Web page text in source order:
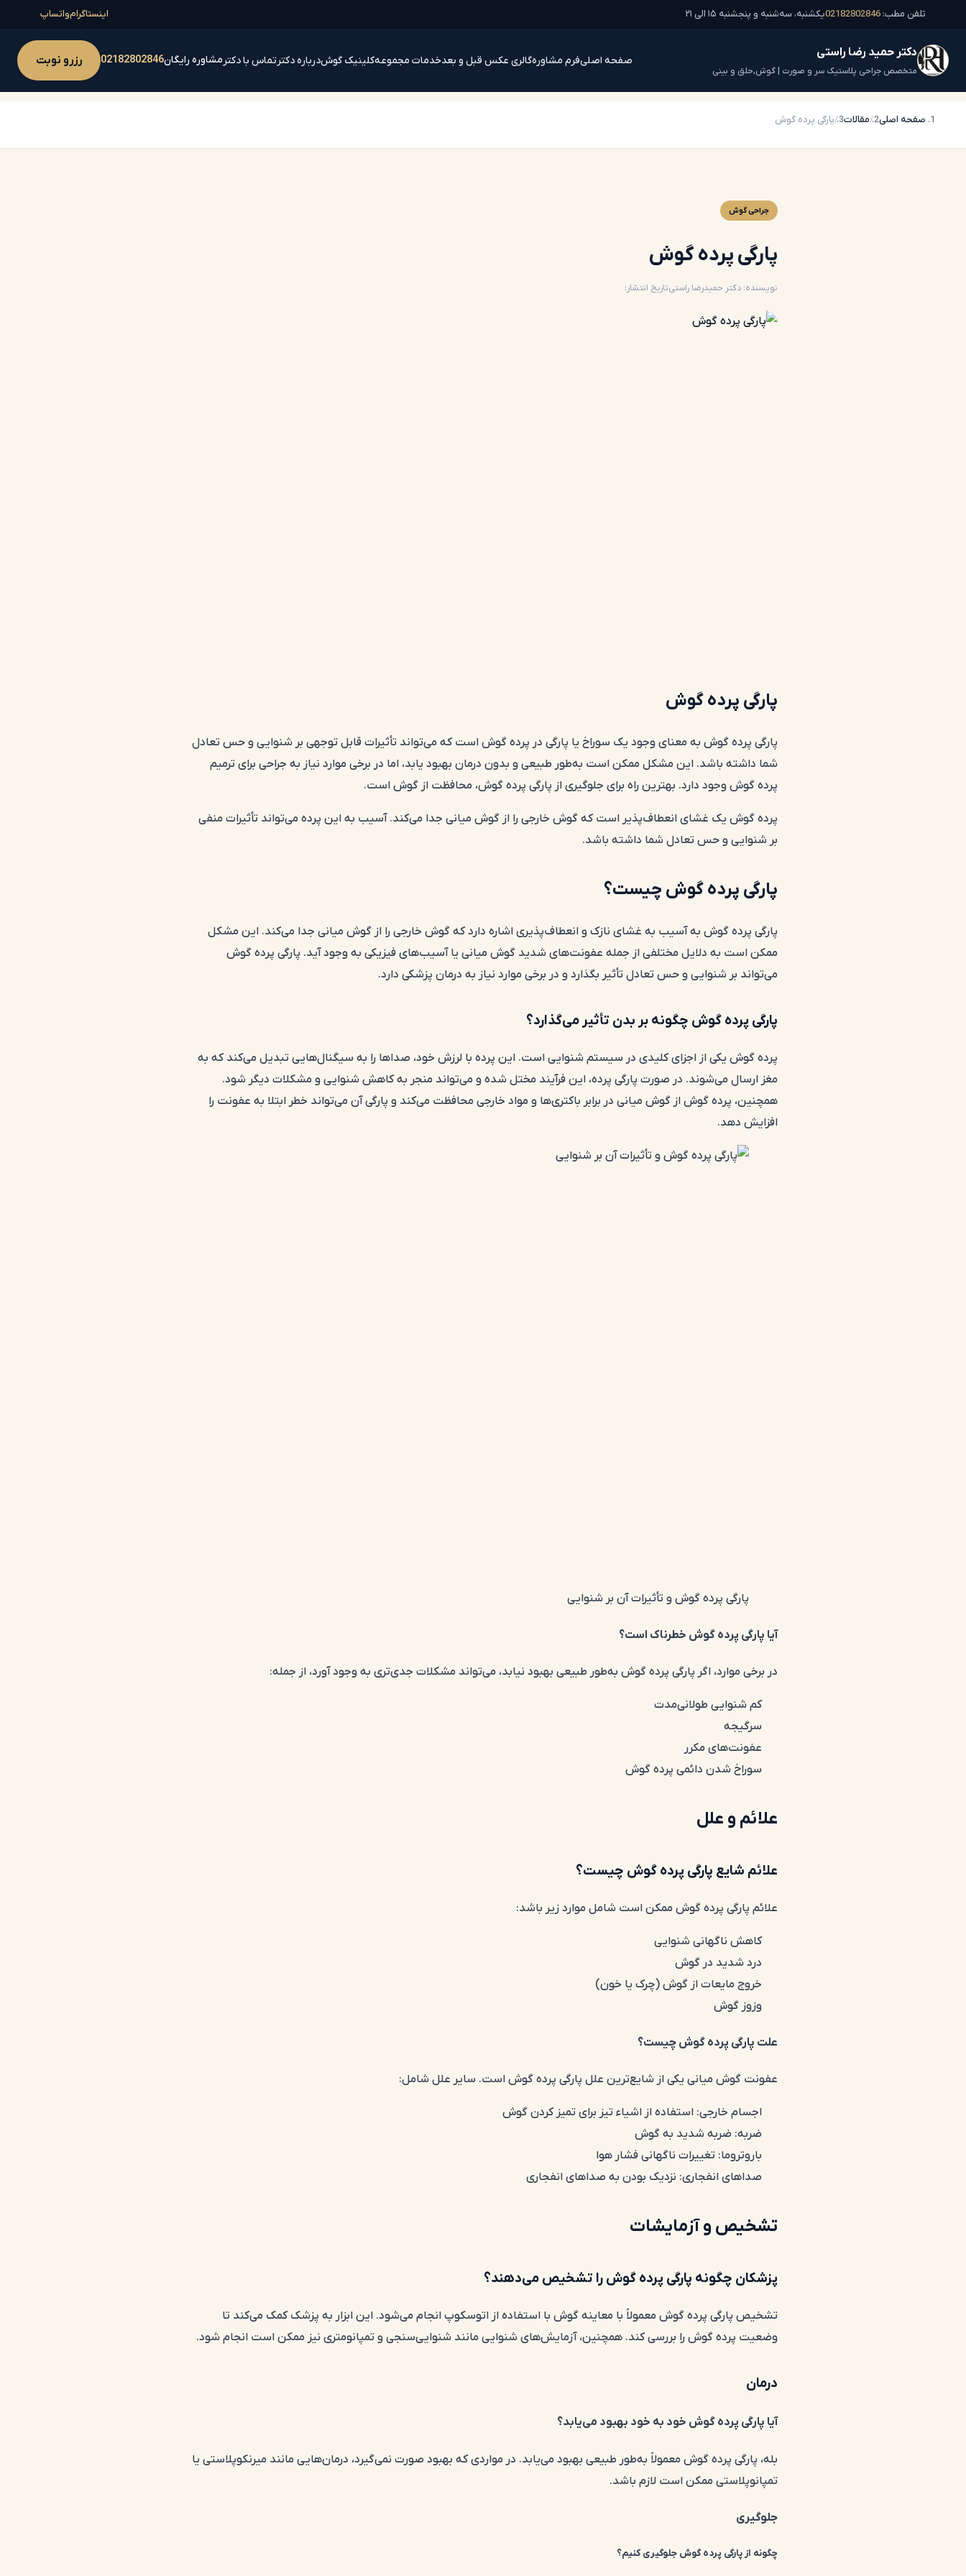
تلفن مطب: 02182802846یکشنبه، سه‌شنبه و پنجشنبه ۱۵ الی ۲۱ اینستاگرامواتساپ
دکتر حمید رضا راستی
متخصص جراحی پلاستیک سر و صورت | گوش,حلق و بینی
صفحه اصلیفرم مشاورهگالری عکس قبل و بعدخدمات مجموعهکلینیک گوشدرباره دکترتماس با دکترمشاوره رایگان02182802846 رزرو نوبت
صفحه اصلی مقالات پارگی پرده گوش
جراحی گوش
پارگی پرده گوش
نویسنده: دکتر حمیدرضا راستیتاریخ انتشار:
پارگی پرده گوش
پارگی پرده گوش به معنای وجود یک سوراخ یا پارگی در پرده گوش است که می‌تواند تأثیرات قابل توجهی بر شنوایی و حس تعادل
شما داشته باشد. این مشکل ممکن است به‌طور طبیعی و بدون درمان بهبود یابد، اما در برخی موارد نیاز به جراحی برای ترمیم
پرده گوش وجود دارد. بهترین راه برای جلوگیری از پارگی پرده گوش، محافظت از گوش است.
پرده گوش یک غشای انعطاف‌پذیر است که گوش خارجی را از گوش میانی جدا می‌کند. آسیب به این پرده می‌تواند تأثیرات منفی
بر شنوایی و حس تعادل شما داشته باشد.
پارگی پرده گوش چیست؟
پارگی پرده گوش به آسیب به غشای نازک و انعطاف‌پذیری اشاره دارد که گوش خارجی را از گوش میانی جدا می‌کند. این مشکل
ممکن است به دلایل مختلفی از جمله عفونت‌های شدید گوش میانی یا آسیب‌های فیزیکی به وجود آید. پارگی پرده گوش
می‌تواند بر شنوایی و حس تعادل تأثیر بگذارد و در برخی موارد نیاز به درمان پزشکی دارد.
پارگی پرده گوش چگونه بر بدن تأثیر می‌گذارد؟
پرده گوش یکی از اجزای کلیدی در سیستم شنوایی است. این پرده با لرزش خود، صداها را به سیگنال‌هایی تبدیل می‌کند که به
مغز ارسال می‌شوند. در صورت پارگی پرده، این فرآیند مختل شده و می‌تواند منجر به کاهش شنوایی و مشکلات دیگر شود.
همچنین، پرده گوش از گوش میانی در برابر باکتری‌ها و مواد خارجی محافظت می‌کند و پارگی آن می‌تواند خطر ابتلا به عفونت را
افزایش دهد.
پارگی پرده گوش و تأثیرات آن بر شنوایی
آیا پارگی پرده گوش خطرناک است؟
در برخی موارد، اگر پارگی پرده گوش به‌طور طبیعی بهبود نیابد، می‌تواند مشکلات جدی‌تری به وجود آورد، از جمله:
کم شنوایی طولانی‌مدت
سرگیجه
عفونت‌های مکرر
سوراخ شدن دائمی پرده گوش
علائم و علل
علائم شایع پارگی پرده گوش چیست؟
علائم پارگی پرده گوش ممکن است شامل موارد زیر باشد:
کاهش ناگهانی شنوایی
درد شدید در گوش
خروج مایعات از گوش (چرک یا خون)
وزوز گوش
علت پارگی پرده گوش چیست؟
عفونت گوش میانی یکی از شایع‌ترین علل پارگی پرده گوش است. سایر علل شامل:
اجسام خارجی: استفاده از اشیاء تیز برای تمیز کردن گوش
ضربه: ضربه شدید به گوش
باروتروما: تغییرات ناگهانی فشار هوا
صداهای انفجاری: نزدیک بودن به صداهای انفجاری
تشخیص و آزمایشات
پزشکان چگونه پارگی پرده گوش را تشخیص می‌دهند؟
تشخیص پارگی پرده گوش معمولاً با معاینه گوش با استفاده از اتوسکوپ انجام می‌شود. این ابزار به پزشک کمک می‌کند تا
وضعیت پرده گوش را بررسی کند. همچنین، آزمایش‌های شنوایی مانند شنوایی‌سنجی و تمپانومتری نیز ممکن است انجام شود.
درمان
آیا پارگی پرده گوش خود به خود بهبود می‌یابد؟
بله، پارگی پرده گوش معمولاً به‌طور طبیعی بهبود می‌یابد. در مواردی که بهبود صورت نمی‌گیرد، درمان‌هایی مانند میرنکوپلاستی یا
تمپانوپلاستی ممکن است لازم باشد.
جلوگیری
چگونه از پارگی پرده گوش جلوگیری کنیم؟